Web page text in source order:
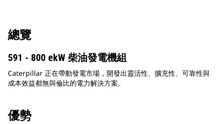
總覽
591 - 800 ekW 柴油發電機組
Caterpillar 正在帶動發電市場，開發出靈活性、擴充性、可靠性與
成本效益都無與倫比的電力解決方案。
優勢